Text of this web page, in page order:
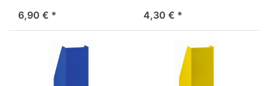
6,90 € * 4,30 € *